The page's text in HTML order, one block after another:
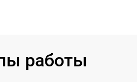
работы